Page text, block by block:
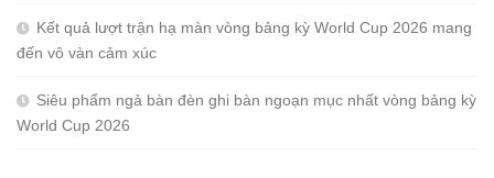
Kết quả lượt trận hạ màn vòng bảng kỳ World Cup 2026 mang
đến vô vàn cảm xúc
Siêu phẩm ngả bàn đèn ghi bàn ngoạn mục nhất vòng bảng kỳ
World Cup 2026